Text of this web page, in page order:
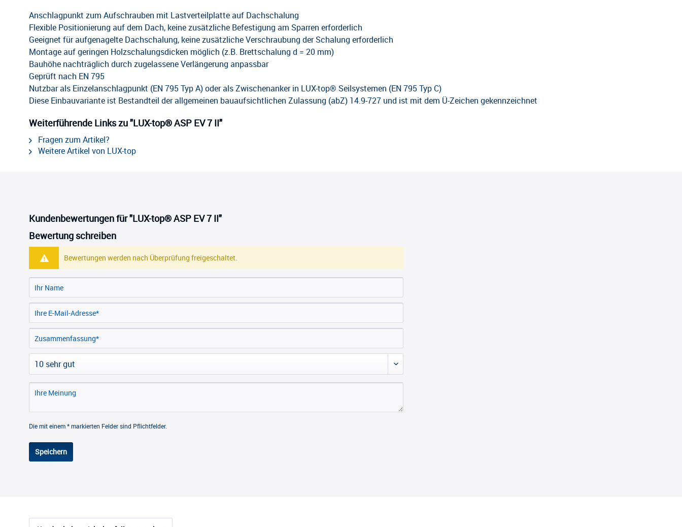
Anschlagpunkt zum Aufschrauben mit Lastverteilplatte auf Dachschalung
Flexible Positionierung auf dem Dach, keine zusätzliche Befestigung am Sparren erforderlich
Geeignet für aufgenagelte Dachschalung, keine zusätzliche Verschraubung der Schalung erforderlich
Montage auf geringen Holzschalungsdicken möglich (z.B. Brettschalung d = 20 mm)
Bauhöhe nachträglich durch zugelassene Verlängerung anpassbar
Geprüft nach EN 795
Nutzbar als Einzelanschlagpunkt (EN 795 Typ A) oder als Zwischenanker in LUX-top® Seilsystemen (EN 795 Typ C)
Diese Einbauvariante ist Bestandteil der allgemeinen bauaufsichtlichen Zulassung (abZ) 14.9-727 und ist mit dem Ü-Zeichen gekennzeichnet
Weiterführende Links zu "LUX-top® ASP EV 7 II"
Fragen zum Artikel?
Weitere Artikel von LUX-top
Kundenbewertungen für "LUX-top® ASP EV 7 II"
Bewertung schreiben
Bewertungen werden nach Überprüfung freigeschaltet.
Die mit einem * markierten Felder sind Pflichtfelder.
Speichern